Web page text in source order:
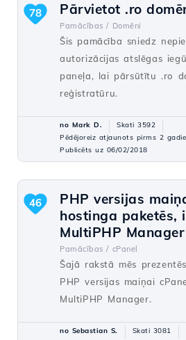
Pārvietot .ro
Pamācības / Domēni
Šis pamācība sniedz
autorizācijas atslēgas
paneļa, lai pārsūtītu .ro
reģistratūru.
78
no Mark D.
Skati 3592
Pēdējoreiz atjaunots pirms 2
Publicēts uz 06/02/2018
PHP versijas
hostinga paketēs,
MultiPHP Manager
Pamācības / cPanel
Šajā rakstā mēs
PHP versijas maiņai
MultiPHP Manager.
46
no Sebastian S.
Skati 3081